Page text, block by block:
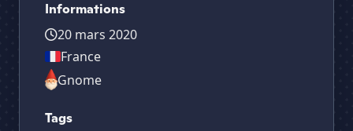
Informations
20 mars 2020
France
Gnome
Tags